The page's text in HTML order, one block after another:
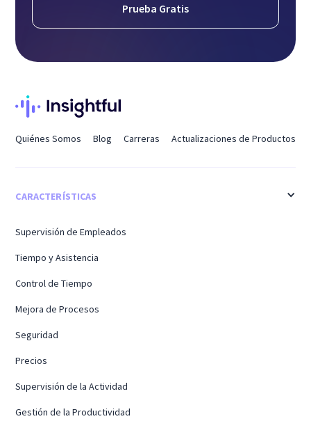
Prueba Gratis
Quiénes Somos Blog Carreras Actualizaciones de Productos
CARACTERÍSTICAS
Supervisión de Empleados
Tiempo y Asistencia
Control de Tiempo
Mejora de Procesos
Seguridad
Precios
Supervisión de la Actividad
Gestión de la Productividad